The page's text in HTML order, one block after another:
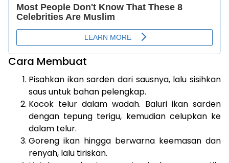
Cara Membuat
Pisahkan ikan sarden dari sausnya, lalu sisihkan
saus untuk bahan pelengkap.
Kocok telur dalam wadah. Baluri ikan sarden
dengan tepung terigu, kemudian celupkan ke
dalam telur.
Goreng ikan hingga berwarna keemasan dan
renyah, lalu tiriskan.